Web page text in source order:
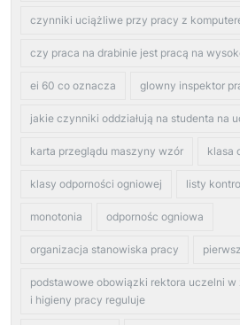
czynniki uciążliwe przy pracy z
czy praca na drabinie jest pracą na
ei 60 co oznacza glowny inspektor
jakie czynniki oddziałują na studenta na
karta przeglądu maszyny wzór klasa
klasy odporności ogniowej listy
monotonia odpornośc ogniowa
organizacja stanowiska pracy
podstawowe obowiązki rektora uczelni
i higieny pracy reguluje